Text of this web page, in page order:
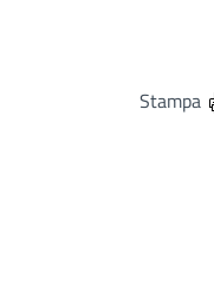
Stampa